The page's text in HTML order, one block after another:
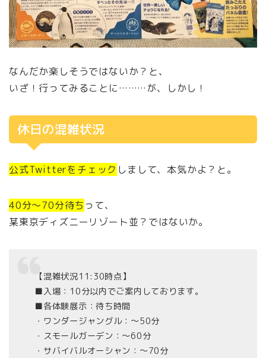
なんだか楽しそうではないか？と、
いざ！行ってみることに………が、しかし！
休日の混雑状況
公式Twitterをチェック しまして、本気かよ？と。
40分～70分待ちって、
某東京ディズニーリゾート並？ではないか。
【混雑状況11:30時点】
■入場：10分以内でご案内しております。
■各体験展示：待ち時間
・ワンダージャングル：〜50分
・スモールガーデン：〜60分
・サバイバルオーシャン：〜70分